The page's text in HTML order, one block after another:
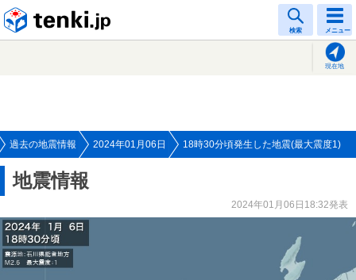
検索 メニュー
現在地
過去の地震情報 2024年01月06日 18時30分頃発生した地震(最大震度1)
地震情報
2024年01月06日18:32発表